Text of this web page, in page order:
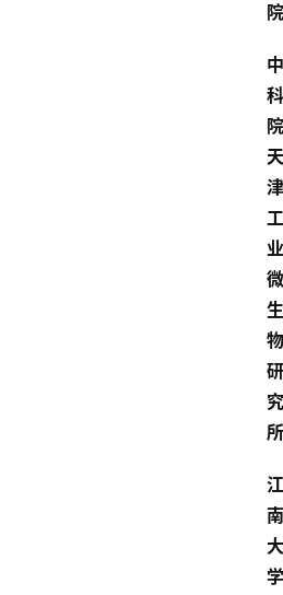
院
中
科
院
天
津
工
业
微
生
物
研
究
所
江
南
大
学